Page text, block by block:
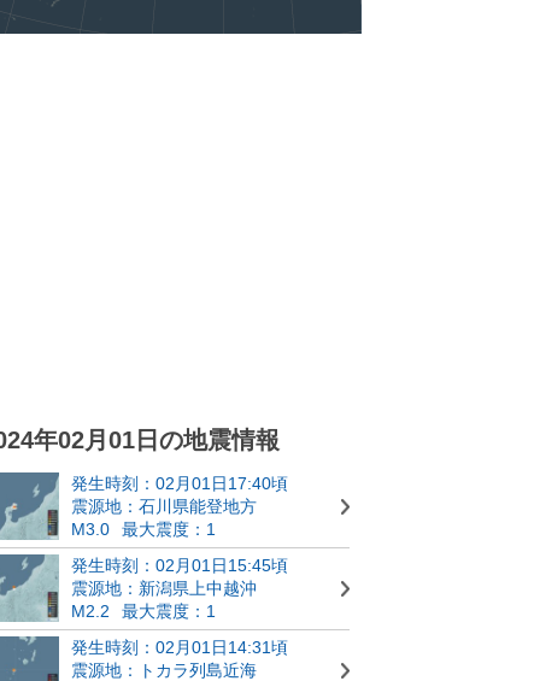
年02月01日の地震情報
発生時刻：02月01日17:40頃
震源地：石川県能登地方
M3.0
最大震度：1
発生時刻：02月01日15:45頃
震源地：新潟県上中越沖
M2.2
最大震度：1
発生時刻：02月01日14:31頃
震源地：トカラ列島近海